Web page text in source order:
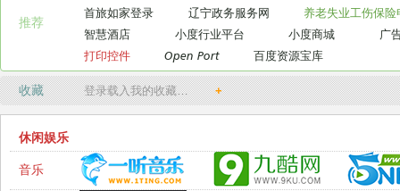
推荐
首旅如家登录
辽宁政务服务网
养老失业工伤保险
智慧酒店
小度行业平台 小度商城
广
打印控件
Open Port 百度资源宝库
收藏 登录载入我的收藏… +
休闲娱乐
音乐